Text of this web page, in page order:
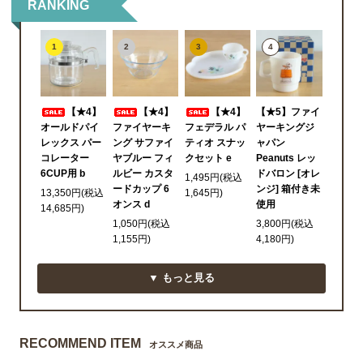
RANKING
1
【★4】
オールドパイ
レックス パー
コレーター
6CUP用 b
13,350円(税込
14,685円)
2
【★4】
ファイヤーキ
ング サファイ
ヤブルー フィ
ルビー カスタ
ードカップ 6
オンス d
1,050円(税込
1,155円)
3
【★4】
フェデラル パ
ティオ スナッ
クセット e
1,495円(税込
1,645円)
4
【★5】ファイ
ヤーキングジ
ャパン
Peanuts レッ
ドバロン [オレ
ンジ] 箱付き未
使用
3,800円(税込
4,180円)
▼ もっと見る
RECOMMEND ITEM オススメ商品